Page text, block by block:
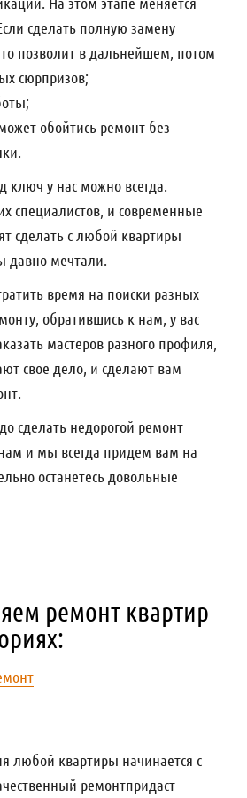
сделать полную замену
позволит в дальнейшем, потом
сюрпризов;
обойтись ремонт без
ключ у нас можно всегда.
специалистов, и современные
сделать с любой квартиры
давно мечтали.
время на поиски разных
обратившись к нам, у вас
мастеров разного профиля,
свое дело, и сделают вам
сделать недорогой ремонт
и мы всегда придем вам на
останетесь довольные
ремонт квартир
любой квартиры начинается с
ремонтпридаст